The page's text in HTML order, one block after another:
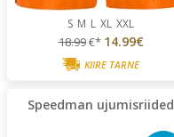
S M L XL XXL
18.99€* 14.99€
KIIRE TARNE
Speedman ujumisriided